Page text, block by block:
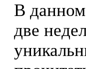
В данном
две